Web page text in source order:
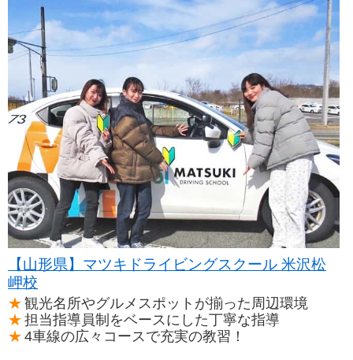
【山形県】マツキドライビングスクール 米沢松
岬校
観光名所やグルメスポットが揃った周辺環境
担当指導員制をベースにした丁寧な指導
4車線の広々コースで充実の教習！